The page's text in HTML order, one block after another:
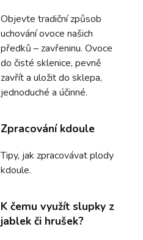
Objevte tradiční způsob
uchování ovoce našich
předků – zavřeninu. Ovoce
do čisté sklenice, pevně
zavřít a uložit do sklepa,
jednoduché a účinné.
Zpracování kdoule
Tipy, jak zpracovávat plody
kdoule.
K čemu využít slupky z
jablek či hrušek?